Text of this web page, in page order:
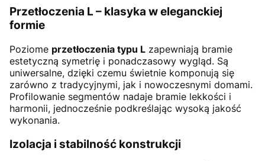
Przetłoczenia L – klasyka w eleganckiej
formie
Poziome przetłoczenia typu L zapewniają bramie
estetyczną symetrię i ponadczasowy wygląd. Są
uniwersalne, dzięki czemu świetnie komponują się
zarówno z tradycyjnymi, jak i nowoczesnymi domami.
Profilowanie segmentów nadaje bramie lekkości i
harmonii, jednocześnie podkreślając wysoką jakość
wykonania.
Izolacja i stabilność konstrukcji